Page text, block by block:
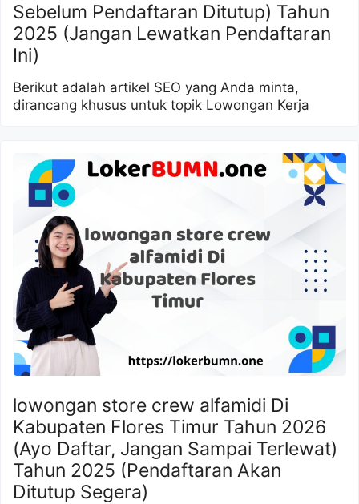
Sebelum Pendaftaran Ditutup) Tahun
2025 (Jangan Lewatkan Pendaftaran
Ini)
Berikut adalah artikel SEO yang Anda minta,
dirancang khusus untuk topik Lowongan Kerja
lowongan store crew alfamidi Di
Kabupaten Flores Timur Tahun 2026
(Ayo Daftar, Jangan Sampai Terlewat)
Tahun 2025 (Pendaftaran Akan
Ditutup Segera)